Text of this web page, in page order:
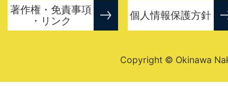
著作権・免責事項
・リンク
個人情報保護方針
Copyright © Okinawa